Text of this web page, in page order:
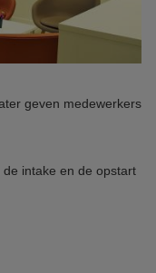
geven medewerkers
intake en de opstart